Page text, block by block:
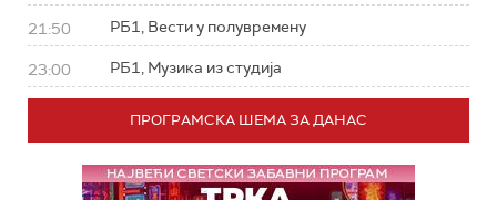
21:50 РБ1, Вести у полувремену
23:00 РБ1, Музика из студија
ПРОГРАМСКА ШЕМА ЗА ДАНАС